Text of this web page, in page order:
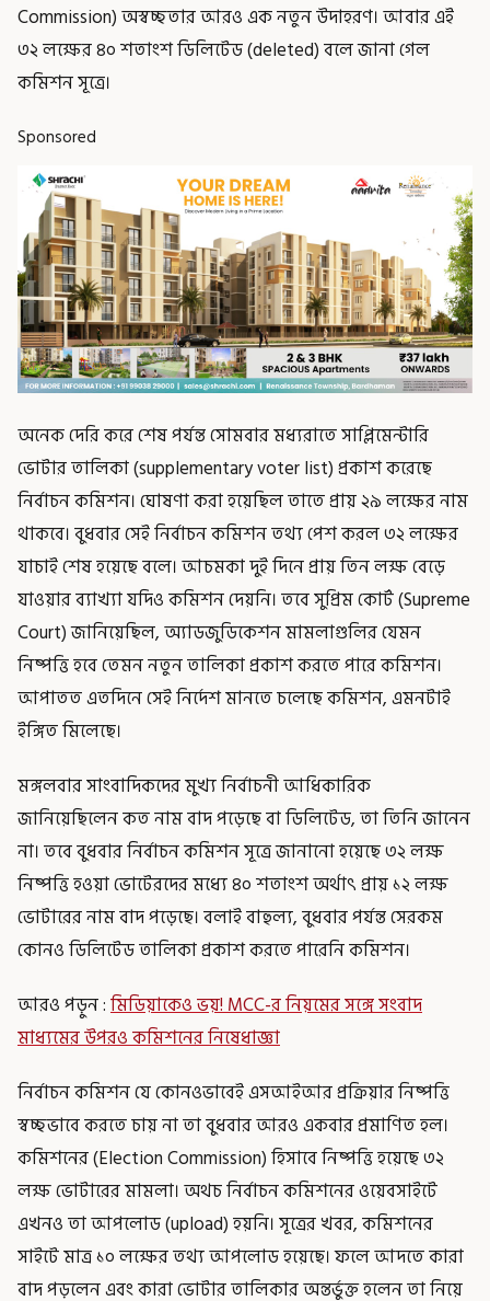
Commission) অস্বচ্ছতার আরও এক নতুন উদাহরণ। আবার এই
৩২ লক্ষের ৪০ শতাংশ ডিলিটেড (deleted) বলে জানা গেল
কমিশন সূত্রে।
Sponsored
অনেক দেরি করে শেষ পর্যন্ত সোমবার মধ্যরাতে সাপ্লিমেন্টারি
ভোটার তালিকা (supplementary voter list) প্রকাশ করেছে
নির্বাচন কমিশন। ঘোষণা করা হয়েছিল তাতে প্রায় ২৯ লক্ষের নাম
থাকবে। বুধবার সেই নির্বাচন কমিশন তথ্য পেশ করল ৩২ লক্ষের
যাচাই শেষ হয়েছে বলে। আচমকা দুই দিনে প্রায় তিন লক্ষ বেড়ে
যাওয়ার ব্যাখ্যা যদিও কমিশন দেয়নি। তবে সুপ্রিম কোর্ট (Supreme
Court) জানিয়েছিল, অ্যাডজুডিকেশন মামলাগুলির যেমন
নিষ্পত্তি হবে তেমন নতুন তালিকা প্রকাশ করতে পারে কমিশন।
আপাতত এতদিনে সেই নির্দেশ মানতে চলেছে কমিশন, এমনটাই
ইঙ্গিত মিলেছে।
মঙ্গলবার সাংবাদিকদের মুখ্য নির্বাচনী আধিকারিক
জানিয়েছিলেন কত নাম বাদ পড়েছে বা ডিলিটেড, তা তিনি জানেন
না। তবে বুধবার নির্বাচন কমিশন সূত্রে জানানো হয়েছে ৩২ লক্ষ
নিষ্পত্তি হওয়া ভোটেরদের মধ্যে ৪০ শতাংশ অর্থাৎ প্রায় ১২ লক্ষ
ভোটারের নাম বাদ পড়েছে। বলাই বাহুল্য, বুধবার পর্যন্ত সেরকম
কোনও ডিলিটেড তালিকা প্রকাশ করতে পারেনি কমিশন।
আরও পড়ুন :মিডিয়াকেও ভয়! MCC-র নিয়মের সঙ্গে সংবাদ
মাধ্যমের উপরও কমিশনের নিষেধাজ্ঞা
নির্বাচন কমিশন যে কোনওভাবেই এসআইআর প্রক্রিয়ার নিষ্পত্তি
স্বচ্ছভাবে করতে চায় না তা বুধবার আরও একবার প্রমাণিত হল।
কমিশনের (Election Commission) হিসাবে নিষ্পত্তি হয়েছে ৩২
লক্ষ ভোটারের মামলা। অথচ নির্বাচন কমিশনের ওয়েবসাইটে
এখনও তা আপলোড (upload) হয়নি। সূত্রের খবর, কমিশনের
সাইটে মাত্র ১০ লক্ষের তথ্য আপলোড হয়েছে। ফলে আদতে কারা
বাদ পড়লেন এবং কারা ভোটার তালিকার অন্তর্ভুক্ত হলেন তা নিয়ে